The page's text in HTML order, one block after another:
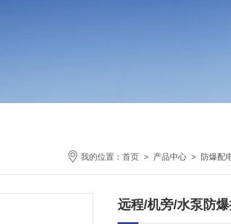
我的位置： 首页 > 产品中心 > 防爆配
远程/机旁/水泵防